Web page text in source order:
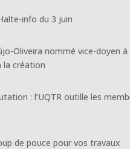
info du 3 juin
Oliveira nommé vice-doyen à
la création
: l’UQTR outille les
de pouce pour vos travaux